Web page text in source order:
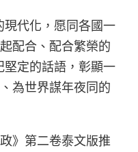
現代化，愿同各國一
配合、配合繁榮的
堅定的話語，彰顯一
為世界謀年夜同的
》第二卷泰文版推